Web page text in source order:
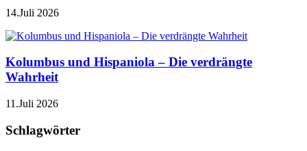
14.Juli 2026
Kolumbus und Hispaniola – Die verdrängte
Wahrheit
11.Juli 2026
Schlagwörter